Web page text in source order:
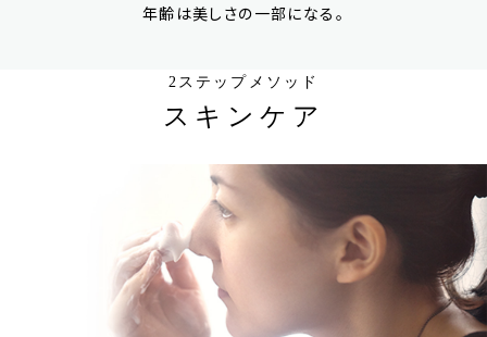
年齢は美しさの一部になる。
2ステップメソッド
スキンケア